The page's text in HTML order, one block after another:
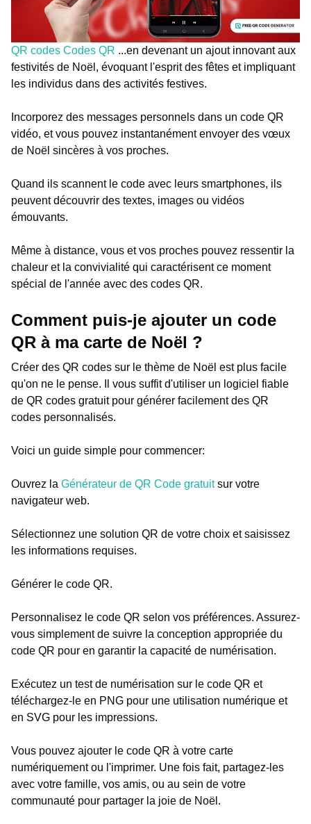
QR codes Codes QR ...en devenant un ajout innovant aux
festivités de Noël, évoquant l'esprit des fêtes et impliquant
les individus dans des activités festives.
Incorporez des messages personnels dans un code QR
vidéo, et vous pouvez instantanément envoyer des vœux
de Noël sincères à vos proches.
Quand ils scannent le code avec leurs smartphones, ils
peuvent découvrir des textes, images ou vidéos
émouvants.
Même à distance, vous et vos proches pouvez ressentir la
chaleur et la convivialité qui caractérisent ce moment
spécial de l'année avec des codes QR.
Comment puis-je ajouter un code
QR à ma carte de Noël ?
Créer des QR codes sur le thème de Noël est plus facile
qu'on ne le pense. Il vous suffit d'utiliser un logiciel fiable
de QR codes gratuit pour générer facilement des QR
codes personnalisés.
Voici un guide simple pour commencer:
Ouvrez la Générateur de QR Code gratuitsur votre
navigateur web.
Sélectionnez une solution QR de votre choix et saisissez
les informations requises.
Générer le code QR.
Personnalisez le code QR selon vos préférences. Assurez-
vous simplement de suivre la conception appropriée du
code QR pour en garantir la capacité de numérisation.
Exécutez un test de numérisation sur le code QR et
téléchargez-le en PNG pour une utilisation numérique et
en SVG pour les impressions.
Vous pouvez ajouter le code QR à votre carte
numériquement ou l'imprimer. Une fois fait, partagez-les
avec votre famille, vos amis, ou au sein de votre
communauté pour partager la joie de Noël.